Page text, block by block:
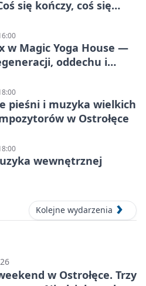
się kończy, coś się
Korony”
w Magic Yoga House —
oddechu i
pieśni i muzyka wielkich
w Ostrołęce
wewnętrznej
Kolejne wydarzenia
w Ostrołęce. Trzy